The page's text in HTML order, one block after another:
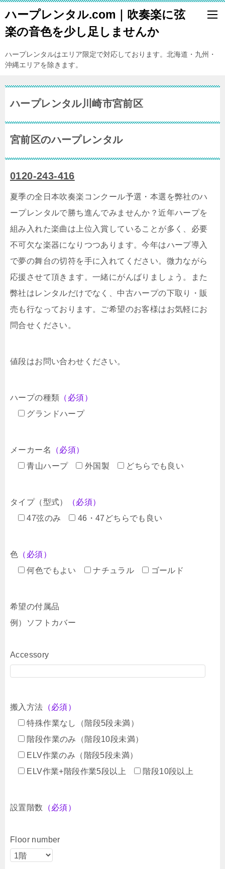
ハープレンタル.com｜吹奏楽に弦
楽の音色を少し足しませんか
ハープレンタルはエリア限定で対応しております。北海道・九州・
沖縄エリアを除きます。
ハープレンタル川崎市宮前区
宮前区のハープレンタル
0120-243-416
夏季の全日本吹奏楽コンクール予選・本選を弊社のハ
ープレンタルで勝ち進んでみませんか？近年ハープを
組み入れた楽曲は上位入賞していることが多く、必要
不可欠な楽器になりつつあります。今年はハープ導入
で夢の舞台の切符を手に入れてください。微力ながら
応援させて頂きます。一緒にがんばりましょう。また
弊社はレンタルだけでなく、中古ハープの下取り・販
売も行なっております。ご希望のお客様はお気軽にお
問合せください。
値段はお問い合わせください。
ハープの種類 （必須）
グランドハープ
メーカー名
（必須）
青山ハープ
外国製 どちらでも良い
タイプ（型式）
（必須）
47弦のみ
46・47どちらでも良い
色 （必須）
何色でもよい
ナチュラル ゴールド
希望の付属品
例）ソフトカバー
Accessory
搬入方法 （必須）
特殊作業なし（階段5段未満）
階段作業のみ（階段10段未満）
ELV作業のみ（階段5段未満）
ELV作業+階段作業5段以上
階段10段以上
設置階数 （必須）
Floor number